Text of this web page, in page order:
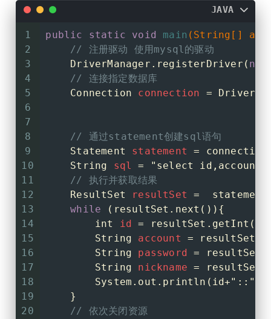
JAVA
1
2
3
4
5
6
7
8
9
10
11
12
13
14
15
16
17
18
19
20
public static void main (String[]
// 注册驱动 使用mysql的驱动
    DriverManager.registerDriver(
new
// 连接指定数据库
Connection
connection =
// 通过statement创建sql语句
Statement
statement =
String
sql =
"select
// 执行并获取结果
ResultSet
resultSet =
while (resultSet.next()){
int
id = resultSet.getInt(
String
account =
String
password =
String
nickname =
        System.out.println(id+
"::"
    }
// 依次关闭资源